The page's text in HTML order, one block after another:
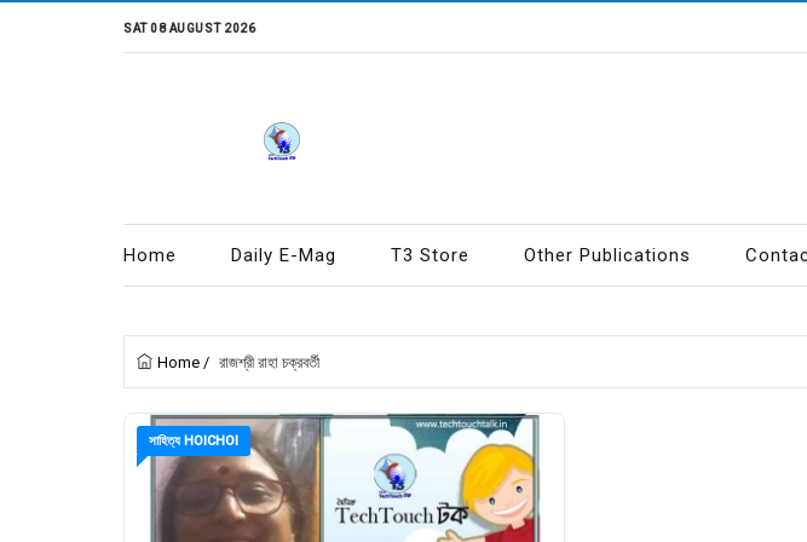
SAT 08 AUGUST 2026
Home Daily E-Mag T3 Store Other Publications
Home / রাজশ্রী রাহা চক্রবর্তী
সাহিত্য HOICHOI